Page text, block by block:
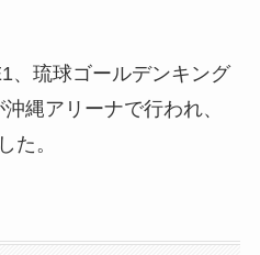
、琉球ゴールデンキング
縄アリーナで行われ、
た。